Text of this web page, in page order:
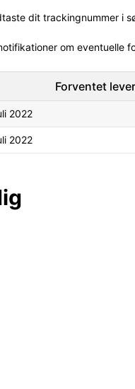
dit trackingnummer i
om eventuelle
Forventet
2022
2022